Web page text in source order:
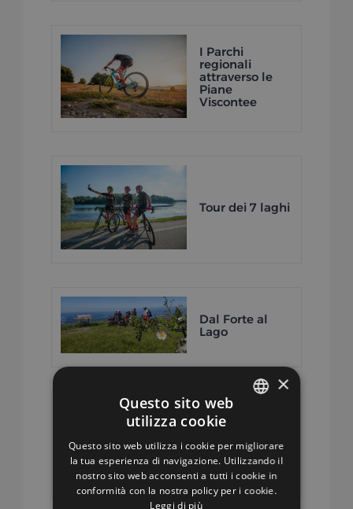
I Parchi
regionali
attraverso le
Piane
Viscontee
Tour dei 7 laghi
Dal Forte al
Lago
dei FioriENGLISH
×
Questo sito web
utilizza cookie
Questo sito web utilizza i cookie per migliorare
la tua esperienza di navigazione. Utilizzando il
nostro sito web acconsenti a tutti i cookie in
conformità con la nostra policy per i cookie.
Leggi di più